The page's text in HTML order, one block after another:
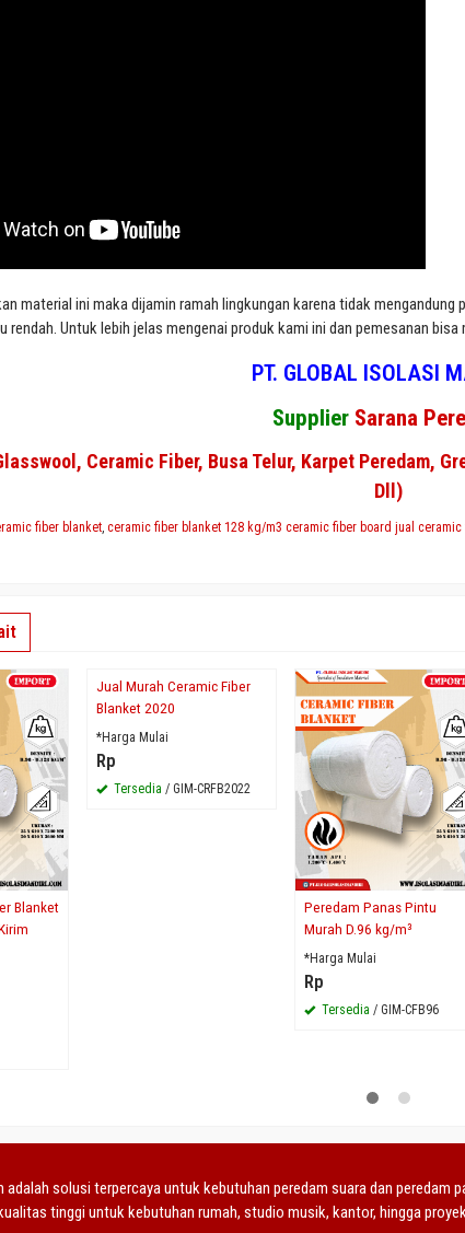
material ini maka dijamin ramah lingkungan karena tidak
rendah. Untuk lebih jelas mengenai produk kami ini dan pemesanan
PT. GLOBAL ISOLASI
Supplier Sarana
Ceramic Fiber, Busa Telur, Karpet Peredam,
Dll)
fiber blanket,ceramic fiber blanket 128 kg/m3 ceramic fiber board jual ceramic
Blanket
Jual Murah Ceramic Fiber
Blanket 2020
*Harga Mulai
Rp
Tersedia / GIM-CRFB2022
Peredam Panas Pintu
Murah D.96 kg/m³
*Harga Mulai
Rp
Tersedia / GIM-CFB96
adalah solusi terpercaya untuk kebutuhan peredam suara dan
tinggi untuk kebutuhan rumah, studio musik, kantor, hingga